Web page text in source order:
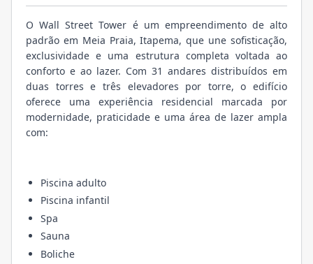
O Wall Street Tower é um empreendimento de alto
padrão em Meia Praia, Itapema, que une sofisticação,
exclusividade e uma estrutura completa voltada ao
conforto e ao lazer. Com 31 andares distribuídos em
duas torres e três elevadores por torre, o edifício
oferece uma experiência residencial marcada por
modernidade, praticidade e uma área de lazer ampla
com:
Piscina adulto
Piscina infantil
Spa
Sauna
Boliche